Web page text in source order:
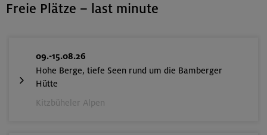
Freie Plätze – last minute
09.-15.08.26
Hohe Berge, tiefe Seen rund um die Bamberger
Hütte
Kitzbüheler Alpen